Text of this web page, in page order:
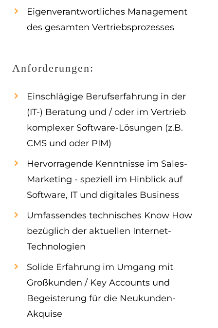
Eigenverantwortliches Management
des gesamten Vertriebsprozesses
Anforderungen:
Einschlägige Berufserfahrung in der
(IT-) Beratung und / oder im Vertrieb
komplexer Software-Lösungen (z.B.
CMS und oder PIM)
Hervorragende Kenntnisse im Sales-
Marketing - speziell im Hinblick auf
Software, IT und digitales Business
Umfassendes technisches Know How
bezüglich der aktuellen Internet-
Technologien
Solide Erfahrung im Umgang mit
Großkunden / Key Accounts und
Begeisterung für die Neukunden-
Akquise